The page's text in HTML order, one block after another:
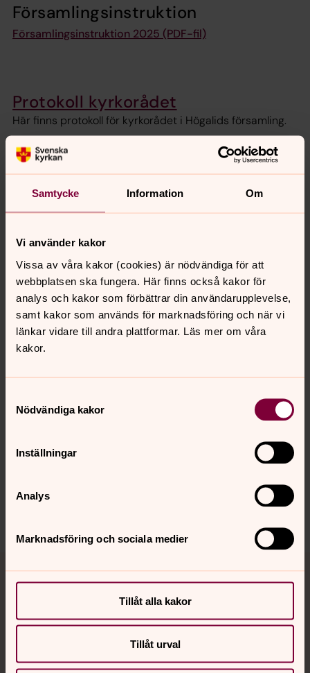
Samtycke Information Om
Vi använder kakor
Vissa av våra kakor (cookies) är nödvändiga för att
webbplatsen ska fungera. Här finns också kakor för
analys och kakor som förbättrar din användarupplevelse,
samt kakor som används för marknadsföring och när vi
länkar vidare till andra plattformar. Läs mer om våra
kakor.
Nödvändiga kakor
Inställningar
Analys
Marknadsföring och sociala medier
Tillåt alla kakor
Tillåt urval
Församlingsinstruktion
Församlingsinstruktion 2025 (PDF-fil)
Protokoll kyrkorådet
Här finns protokoll för kyrkorådet i Högalids församling.
Protokoll kyrkofullmäktige
församling.
Personuppgiftsbehandling - GDPR
Svenska kyrkan har hanterat personuppgifter på ett
ansvarsfullt sätt i flera hundra år och det kommer vi
fortsätta att göra. Din personliga integritet är viktig för
oss och därför vill vi informera om var dina
personuppgifter hämtas ifrån, hur vi använder dem och
vilka rättigheter du har.
Senast ändrad 28 juli 2025
Kontakt